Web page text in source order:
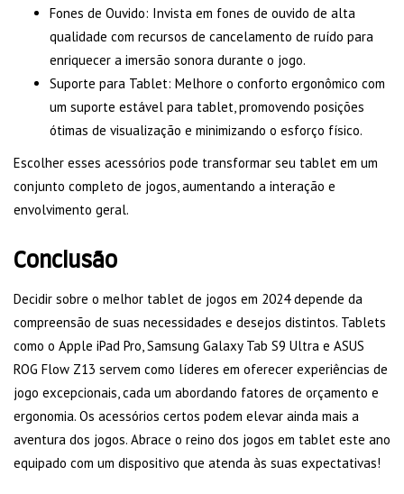
Fones de Ouvido: Invista em fones de ouvido de alta
qualidade com recursos de cancelamento de ruído para
enriquecer a imersão sonora durante o jogo.
Suporte para Tablet: Melhore o conforto ergonômico com
um suporte estável para tablet, promovendo posições
ótimas de visualização e minimizando o esforço físico.
Escolher esses acessórios pode transformar seu tablet em um
conjunto completo de jogos, aumentando a interação e
envolvimento geral.
Conclusão
Decidir sobre o melhor tablet de jogos em 2024 depende da
compreensão de suas necessidades e desejos distintos. Tablets
como o Apple iPad Pro, Samsung Galaxy Tab S9 Ultra e ASUS
ROG Flow Z13 servem como líderes em oferecer experiências de
jogo excepcionais, cada um abordando fatores de orçamento e
ergonomia. Os acessórios certos podem elevar ainda mais a
aventura dos jogos. Abrace o reino dos jogos em tablet este ano
equipado com um dispositivo que atenda às suas expectativas!